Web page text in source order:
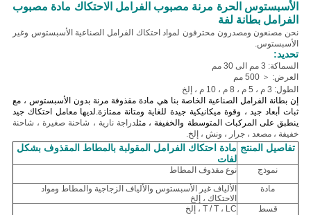
الأسبستوس الحرة مرنة مصبوب الفرامل الاحتكاك مادة مصبوب
الفرامل بطانة لفة
نحن مصنعون ومصدرون محترفون لمواد احتكاك الفرامل الصناعية الأسبستوس وغير
الأسبستوس.
تحديد:
السماكة: 3 مم الى 30 مم
العرض: ＜ 500 مم
الطول: 3 م ، 5 م ، 8 م ، 10 م ، إلخ
إن بطانة الفرامل الصناعية الخاصة بنا هي مادة مقذوفة مرنة بدون الأسبستوس ، مع
ثبات أبعاد جيد ، وقوة ميكانيكية جيدة للغاية ومتانة ممتازة.لديها معامل احتكاك جيد
ينطبق على المركبات المتوسطة والخفيفة ، مثلدراجة نارية ، شاحنة صغيرة ، شاحنة
خفيفة ، مصعد ، جرار ، ونش ، إلخ.
تفاصيل المنتج مادة احتكاك الفرامل المقولبة بالمطاط المقذوف بشكل
لفات
نموذج
نوع مقذوف المطاط
مادة
الألياف غير الأسبستوس والألياف الزجاجية والمطاط ومواد
الاحتكاك ، إلخ
قسط
T / T ، LC ، إلخ